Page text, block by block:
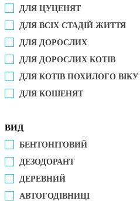
ДЛЯ ЦУЦЕНЯТ
ДЛЯ ВСІХ СТАДІЙ ЖИТТЯ
ДЛЯ ДОРОСЛИХ
ДЛЯ ДОРОСЛИХ КОТІВ
ДЛЯ КОТІВ ПОХИЛОГО ВІКУ
ДЛЯ КОШЕНЯТ
ВИД
БЕНТОНІТОВИЙ
ДЕЗОДОРАНТ
ДЕРЕВНИЙ
АВТОГОДІВНИЦІ